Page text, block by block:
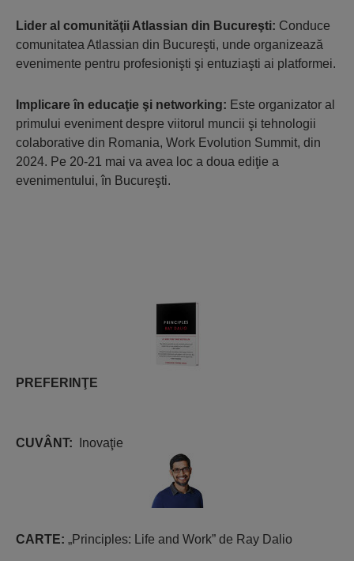
Lider al comunităţii Atlassian din Bucureşti: Conduce
comunitatea Atlassian din Bucureşti, unde organizează
evenimente pentru profesionişti şi entuziaşti ai platformei.
Implicare în educaţie şi networking: Este organizator al
primului eveniment despre viitorul muncii şi tehnologii
colaborative din Romania, Work Evolution Summit, din
2024. Pe 20-21 mai va avea loc a doua ediţie a
evenimentului, în Bucureşti.
PREFERINŢE
CUVÂNT: Inovaţie
CARTE: „Principles: Life and Work” de Ray Dalio